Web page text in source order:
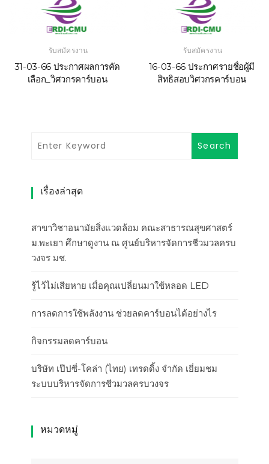
รับสมัครงาน
31-03-66 ประกาศผลการคัด
เลือก_วิศวกรคาร์บอน
รับสมัครงาน
16-03-66 ประกาศรายชื่อผู้มี
สิทธิสอบวิศวกรคาร์บอน
เรื่องล่าสุด
สาขาวิชาอนามัยสิ่งแวดล้อม คณะสาธารณสุขศาสตร์
ม.พะเยา ศึกษาดูงาน ณ ศูนย์บริหารจัดการชีวมวลครบ
วงจร มช.
รู้ไว้ไม่เสียหาย เมื่อคุณเปลี่ยนมาใช้หลอด LED
การลดการใช้พลังงาน ช่วยลดคาร์บอนได้อย่างไร
กิจกรรมลดคาร์บอน
บริษัท เป๊ปซี่-โคล่า (ไทย) เทรดดิ้ง จำกัด เยี่ยมชม
ระบบบริหารจัดการชีวมวลครบวงจร
หมวดหมู่